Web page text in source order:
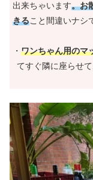
出来ちゃいます。お
きること間違いナシ
・ ワンちゃん用のマ
てすぐ隣に座らせ